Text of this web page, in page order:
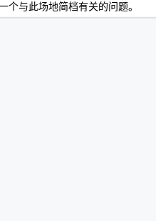
个与此场地简档有关的问题。